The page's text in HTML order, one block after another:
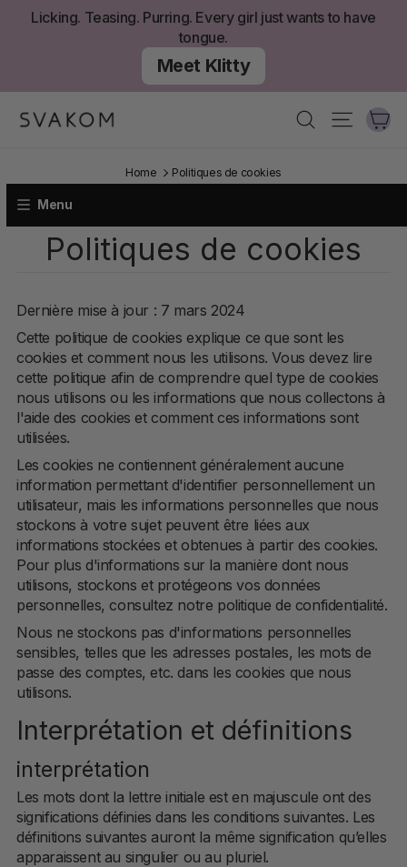
Licking. Teasing. Purring. Every girl just wants to have
tongue.
Meet Klitty
Recherche
Home Politiques de cookies
Menu
SUPPORT
COMPANY
FAQ
POLICY
Politiques de cookies
Dernière mise à jour : 7 mars 2024
Cette politique de cookies explique ce que sont les
cookies et comment nous les utilisons. Vous devez lire
cette politique afin de comprendre quel type de cookies
nous utilisons ou les informations que nous collectons à
l'aide des cookies et comment ces informations sont
utilisées.
Les cookies ne contiennent généralement aucune
information permettant d'identifier personnellement un
utilisateur, mais les informations personnelles que nous
stockons à votre sujet peuvent être liées aux
informations stockées et obtenues à partir des cookies.
Pour plus d'informations sur la manière dont nous
utilisons, stockons et protégeons vos données
personnelles, consultez notre politique de confidentialité.
Nous ne stockons pas d'informations personnelles
sensibles, telles que les adresses postales, les mots de
passe des comptes, etc. dans les cookies que nous
utilisons.
Interprétation et définitions
interprétation
Les mots dont la lettre initiale est en majuscule ont des
significations définies dans les conditions suivantes. Les
définitions suivantes auront la même signification qu’elles
apparaissent au singulier ou au pluriel.